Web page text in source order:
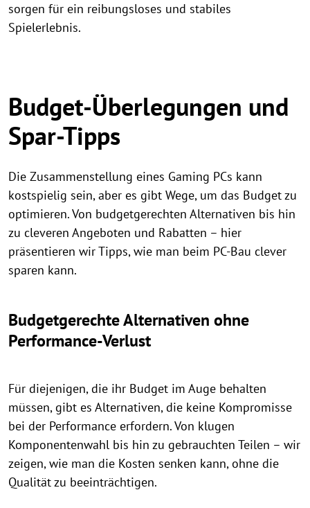
sorgen für ein reibungsloses und stabiles
Spielerlebnis.
Budget-Überlegungen und
Spar-Tipps
Die Zusammenstellung eines Gaming PCs kann
kostspielig sein, aber es gibt Wege, um das Budget zu
optimieren. Von budgetgerechten Alternativen bis hin
zu cleveren Angeboten und Rabatten – hier
präsentieren wir Tipps, wie man beim PC-Bau clever
sparen kann.
Budgetgerechte Alternativen ohne
Performance-Verlust
Für diejenigen, die ihr Budget im Auge behalten
müssen, gibt es Alternativen, die keine Kompromisse
bei der Performance erfordern. Von klugen
Komponentenwahl bis hin zu gebrauchten Teilen – wir
zeigen, wie man die Kosten senken kann, ohne die
Qualität zu beeinträchtigen.